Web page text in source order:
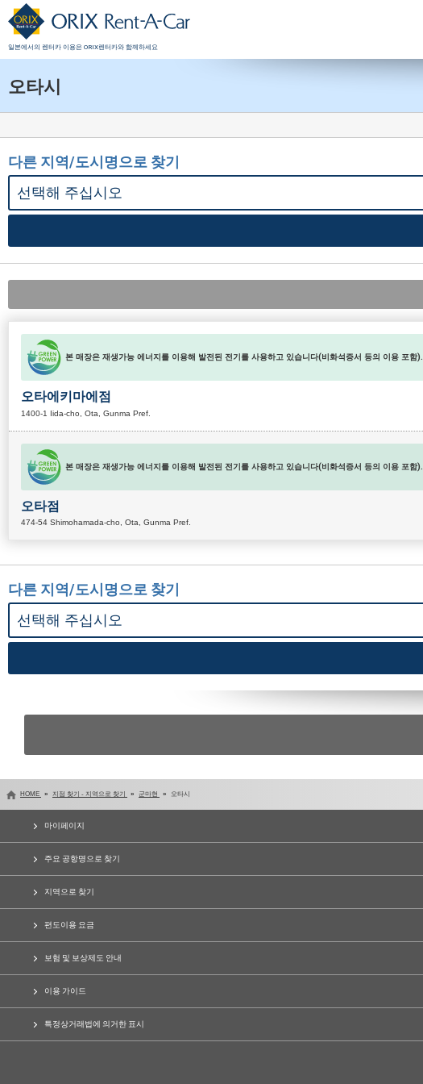
일본에서의 렌터카 이용은 ORIX렌터카와 함께하세요
오타시
다른 지역/도시명으로 찾기
본 매장은 재생가능 에너지를 이용해 발전된 전기를 사용하고 있습니다(비화석증서 등의 이용 포함).
오타에키마에점
1400-1 Iida-cho, Ota, Gunma Pref.
본 매장은 재생가능 에너지를 이용해 발전된 전기를 사용하고 있습니다(비화석증서 등의 이용 포함).
오타점
474-54 Shimohamada-cho, Ota, Gunma Pref.
다른 지역/도시명으로 찾기
HOME 지점 찾기 - 지역으로 찾기 군마현 오타시
마이페이지
주요 공항명으로 찾기
지역으로 찾기
편도이용 요금
보험 및 보상제도 안내
이용 가이드
특정상거래법에 의거한 표시